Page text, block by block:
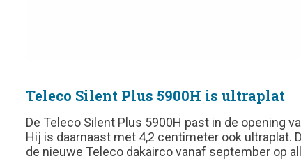
Teleco Silent Plus 5900H is ultraplat
De Teleco Silent Plus 5900H past in de opening
Hij is daarnaast met 4,2 centimeter ook ultraplat.
de nieuwe Teleco dakairco vanaf september op